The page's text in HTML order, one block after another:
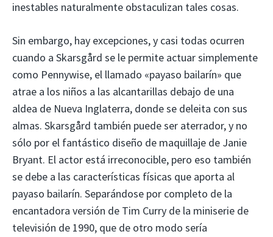
inestables naturalmente obstaculizan tales cosas.
Sin embargo, hay excepciones, y casi todas ocurren
cuando a Skarsgård se le permite actuar simplemente
como Pennywise, el llamado «payaso bailarín» que
atrae a los niños a las alcantarillas debajo de una
aldea de Nueva Inglaterra, donde se deleita con sus
almas. Skarsgård también puede ser aterrador, y no
sólo por el fantástico diseño de maquillaje de Janie
Bryant. El actor está irreconocible, pero eso también
se debe a las características físicas que aporta al
payaso bailarín. Separándose por completo de la
encantadora versión de Tim Curry de la miniserie de
televisión de 1990, que de otro modo sería